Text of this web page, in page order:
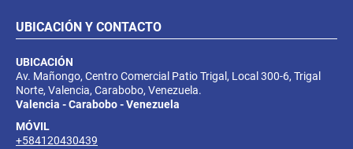
UBICACIÓN Y CONTACTO
UBICACIÓN
Av. Mañongo, Centro Comercial Patio Trigal, Local 300-6, Trigal
Norte, Valencia, Carabobo, Venezuela.
Valencia - Carabobo - Venezuela
MÓVIL
+584120430439